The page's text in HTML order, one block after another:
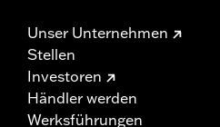
Unser Unternehmen
Stellen
Investoren
Händler werden
Werksführungen